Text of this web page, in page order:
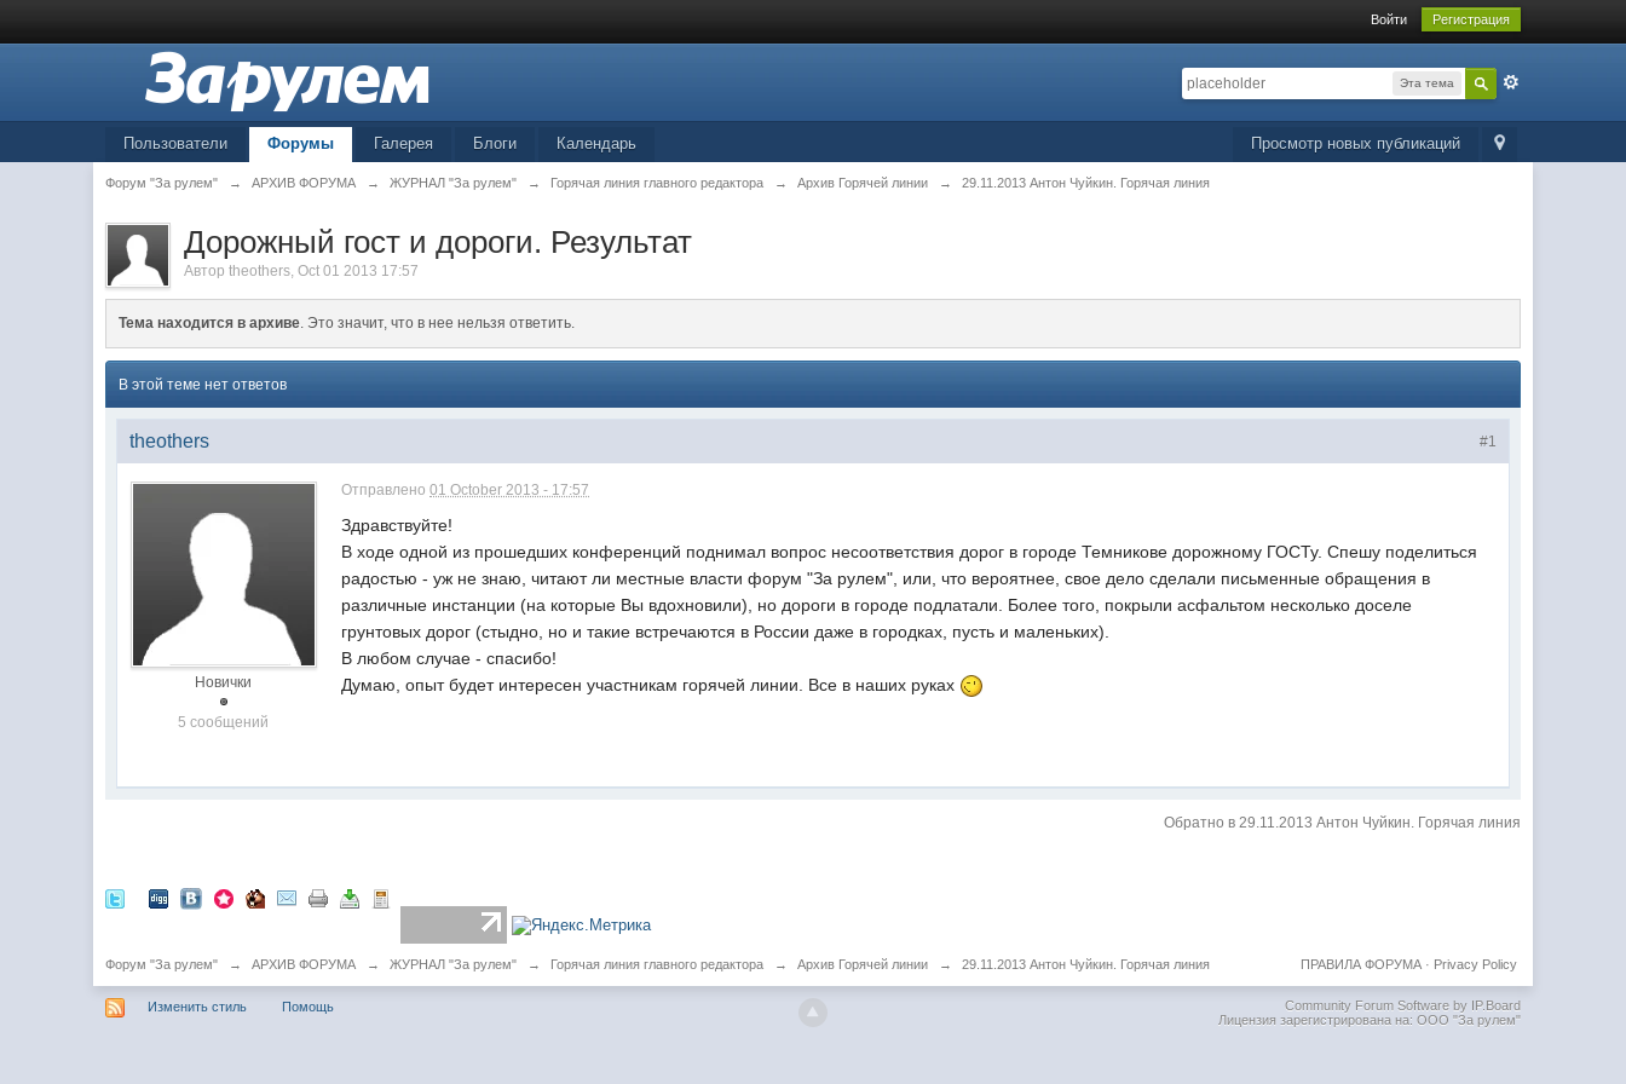
Войти Регистрация
Эта тема
Просмотр новых публикаций
Пользователи Форумы Галерея Блоги Календарь
Форум "За рулем" → АРХИВ ФОРУМА → ЖУРНАЛ "За рулем" → Горячая линия главного редактора → Архив Горячей линии → 29.11.2013 Антон Чуйкин. Горячая линия
Дорожный гост и дороги. Результат
Авторtheothers,Oct 01 2013 17:57
Тема находится в архиве. Это значит, что в нее нельзя ответить.
В этой теме нет ответов
#1
theothers
Новички
5 сообщений
Отправлено01 October 2013 - 17:57
Здравствуйте!
В ходе одной из прошедших конференций поднимал вопрос несоответствия дорог в городе Темникове дорожному ГОСТу. Спешу поделиться
радостью - уж не знаю, читают ли местные власти форум "За рулем", или, что вероятнее, свое дело сделали письменные обращения в
различные инстанции (на которые Вы вдохновили), но дороги в городе подлатали. Более того, покрыли асфальтом несколько доселе
грунтовых дорог (стыдно, но и такие встречаются в России даже в городках, пусть и маленьких).
В любом случае - спасибо!
Думаю, опыт будет интересен участникам горячей линии. Все в наших руках
Обратно в 29.11.2013 Антон Чуйкин. Горячая линия
Форум "За рулем" → АРХИВ ФОРУМА → ЖУРНАЛ "За рулем" → Горячая линия главного редактора → Архив Горячей линии → 29.11.2013 Антон Чуйкин. Горячая линия Privacy Policy
ПРАВИЛА ФОРУМА·
Изменить стиль Помощь
Community Forum Software by IP.Board
Лицензия зарегистрирована на: ООО "За рулем"